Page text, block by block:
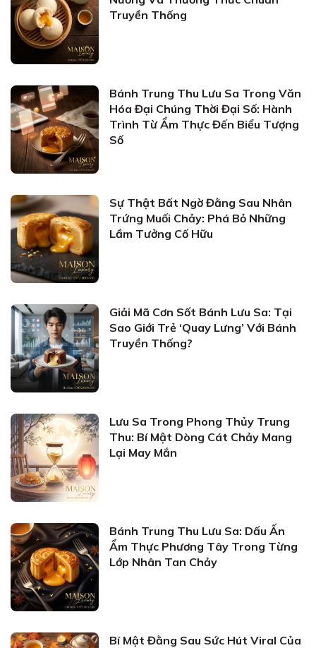
Truyền Thống
Bánh Trung Thu Lưu Sa Trong Văn
Hóa Đại Chúng Thời Đại Số: Hành
Trình Từ Ẩm Thực Đến Biểu Tượng
Số
Sự Thật Bất Ngờ Đằng Sau Nhân
Trứng Muối Chảy: Phá Bỏ Những
Lầm Tưởng Cố Hữu
Giải Mã Cơn Sốt Bánh Lưu Sa: Tại
Sao Giới Trẻ ‘Quay Lưng’ Với Bánh
Truyền Thống?
Lưu Sa Trong Phong Thủy Trung
Thu: Bí Mật Dòng Cát Chảy Mang
Lại May Mắn
Bánh Trung Thu Lưu Sa: Dấu Ấn
Ẩm Thực Phương Tây Trong Từng
Lớp Nhân Tan Chảy
Bí Mật Đằng Sau Sức Hút Viral Của